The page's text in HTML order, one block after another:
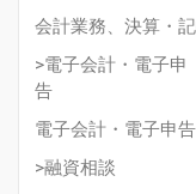
会計業務、決算・
>電子会計・電子申
告
電子会計・電子申告
>融資相談